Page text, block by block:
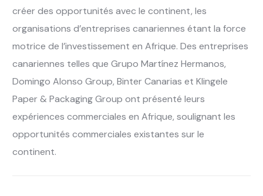
créer des opportunités avec le continent, les
organisations d’entreprises canariennes étant la force
motrice de l’investissement en Afrique. Des entreprises
canariennes telles que Grupo Martínez Hermanos,
Domingo Alonso Group, Binter Canarias et Klingele
Paper & Packaging Group ont présenté leurs
expériences commerciales en Afrique, soulignant les
opportunités commerciales existantes sur le
continent.